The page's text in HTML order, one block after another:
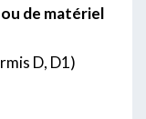
de matériel
D, D1)